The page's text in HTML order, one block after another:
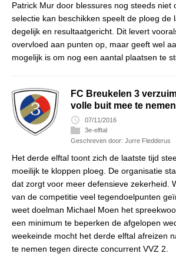
Patrick Mur door blessures nog steeds niet
selectie kan beschikken speelt de ploeg de
degelijk en resultaatgericht. Dit levert
overvloed aan punten op, maar geeft wel
mogelijk is om nog een aantal plaatsen te
FC Breukelen 3
volle buit mee te
07/11/2016
3e-elftal
Geschreven door: Jurre Fledderus
Het derde elftal toont zich de laatste tijd
moeilijk te kloppen ploeg. De organisatie
dat zorgt voor meer defensieve zekerheid.
van de competitie veel tegendoelpunten
weet doelman Michael Moen het
een minimum te beperken de afgelopen
weekeinde mocht het derde elftal afreizen
te nemen tegen directe concurrent VVZ 2.